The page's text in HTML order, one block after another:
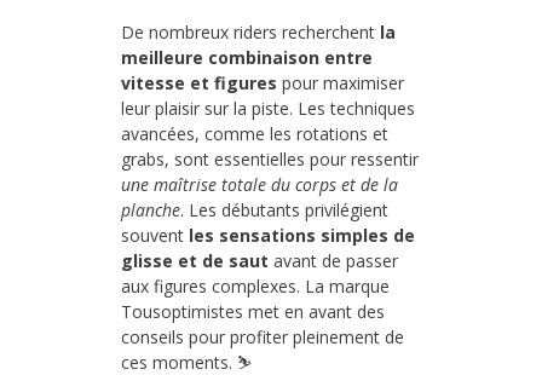
De nombreux riders recherchent la
meilleure combinaison entre
vitesse et figures pour maximiser
leur plaisir sur la piste. Les techniques
avancées, comme les rotations et
grabs, sont essentielles pour ressentir
une maîtrise totale du corps et de la
planche. Les débutants privilégient
souvent les sensations simples de
glisse et de saut avant de passer
aux figures complexes. La marque
Tousoptimistes met en avant des
conseils pour profiter pleinement de
ces moments. ⛷️